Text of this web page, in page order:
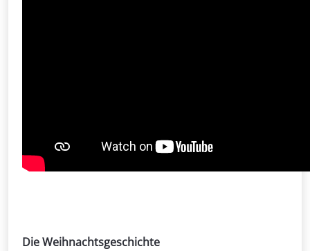
Die Weihnachtsgeschichte